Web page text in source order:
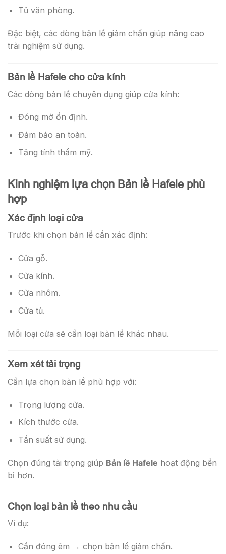
Tủ văn phòng.
Đặc biệt, các dòng bản lề giảm chấn giúp nâng cao
trải nghiệm sử dụng.
Bản lề Hafele cho cửa kính
Các dòng bản lề chuyên dụng giúp cửa kính:
Đóng mở ổn định.
Đảm bảo an toàn.
Tăng tính thẩm mỹ.
Kinh nghiệm lựa chọn Bản lề Hafele phù
hợp
Xác định loại cửa
Trước khi chọn bản lề cần xác định:
Cửa gỗ.
Cửa kính.
Cửa nhôm.
Cửa tủ.
Mỗi loại cửa sẽ cần loại bản lề khác nhau.
Xem xét tải trọng
Cần lựa chọn bản lề phù hợp với:
Trọng lượng cửa.
Kích thước cửa.
Tần suất sử dụng.
Chọn đúng tải trọng giúp Bản lề Hafele hoạt động bền
bỉ hơn.
Chọn loại bản lề theo nhu cầu
Ví dụ:
Cần đóng êm → chọn bản lề giảm chấn.